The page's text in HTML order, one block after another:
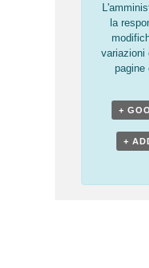
la
variazioni
pagine
+
+